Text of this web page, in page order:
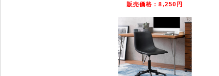
販売価格：8,250円